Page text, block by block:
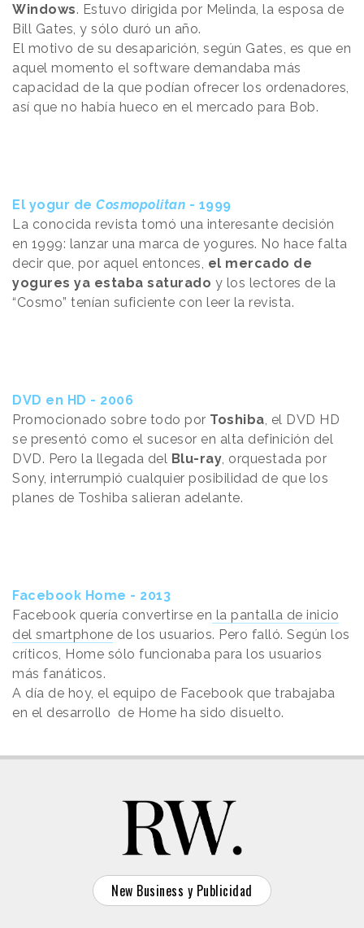
Windows. Estuvo dirigida por Melinda, la esposa de
Bill Gates, y sólo duró un año.
El motivo de su desaparición, según Gates, es que en
aquel momento el software demandaba más
capacidad de la que podían ofrecer los ordenadores,
así que no había hueco en el mercado para Bob.
El yogur de Cosmopolitan - 1999
La conocida revista tomó una interesante decisión
en 1999: lanzar una marca de yogures. No hace falta
decir que, por aquel entonces, el mercado de
yogures ya estaba saturado y los lectores de la
“Cosmo” tenían suficiente con leer la revista.
DVD en HD - 2006
Promocionado sobre todo por Toshiba , el DVD HD
se presentó como el sucesor en alta definición del
DVD. Pero la llegada del Blu-ray , orquestada por
Sony, interrumpió cualquier posibilidad de que los
planes de Toshiba salieran adelante.
Facebook Home - 2013
Facebook quería convertirse en la pantalla de inicio
del smartphone de los usuarios. Pero falló. Según los
críticos, Home sólo funcionaba para los usuarios
más fanáticos.
A día de hoy, el equipo de Facebook que trabajaba
en el desarrollo de Home ha sido disuelto.
New Business y Publicidad